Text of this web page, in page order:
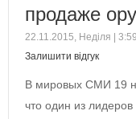
продаже
22.11.2015, Неділя | 3:59
Залишити відгук
В мировых СМИ 19
что один из